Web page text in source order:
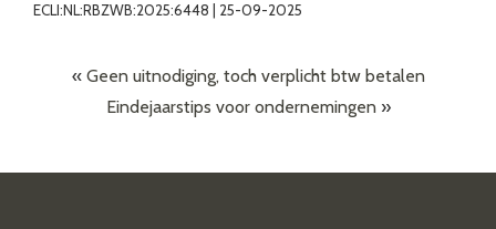
ECLI:NL:RBZWB:2025:6448 | 25-09-2025
« Geen uitnodiging, toch verplicht btw betalen
Eindejaarstips voor ondernemingen»